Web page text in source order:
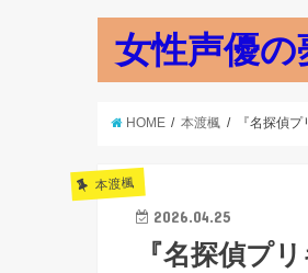
女性声優
HOME 本渡楓 『名探偵
本渡楓
2026.04.25
『名探偵プ